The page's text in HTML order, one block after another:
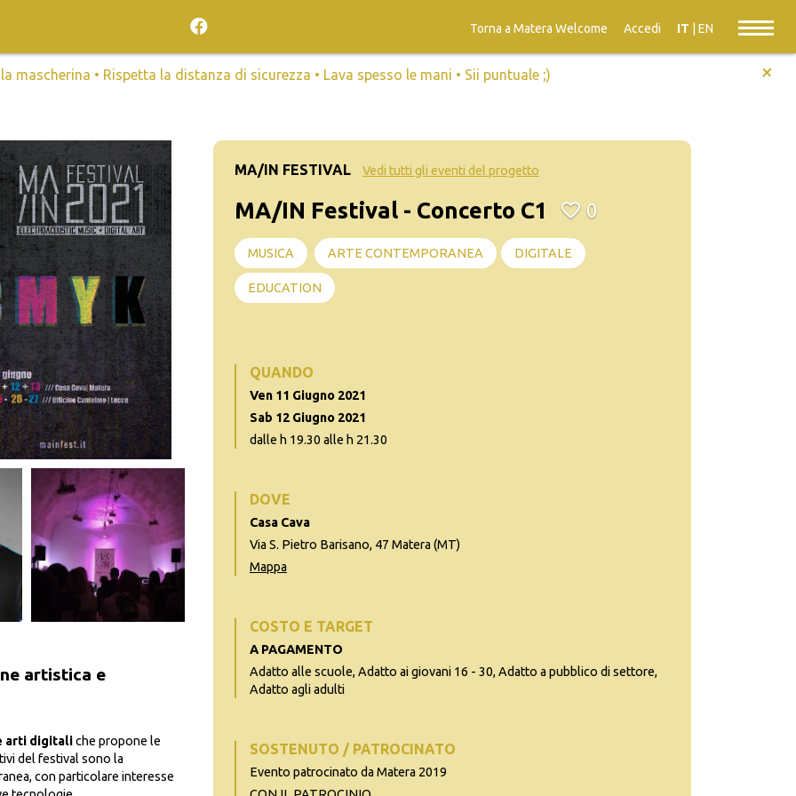
Torna a Matera Welcome Accedi IT EN
la mascherina • Rispetta la distanza di sicurezza • Lava spesso le mani • Sii puntuale ;) +
artistica e
arti digitaliche propone le
del festival sono la
con particolare interesse
MA/IN FESTIVAL Vedi tutti gli eventi del progetto
MA/IN Festival - Concerto C1 0
MUSICA ARTE CONTEMPORANEA DIGITALE
EDUCATION
QUANDO
Ven 11 Giugno 2021
Sab 12 Giugno 2021
dalle h 19.30 alle h 21.30
DOVE
Casa Cava
Via S. Pietro Barisano, 47 Matera (MT)
Mappa
COSTO E TARGET
A PAGAMENTO
Adatto alle scuole, Adatto ai giovani 16 - 30, Adatto a pubblico di settore,
Adatto agli adulti
SOSTENUTO / PATROCINATO
Evento patrocinato da Matera 2019